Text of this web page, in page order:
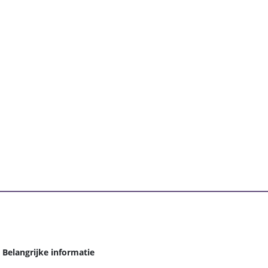
Belangrijke informatie